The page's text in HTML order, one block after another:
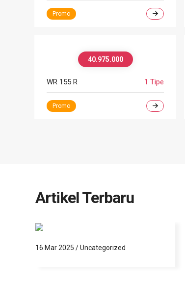
Promo
40.975.000
WR 155 R 1 Tipe
Promo
Artikel Terbaru
1
16 Mar 2025 /Uncategorized